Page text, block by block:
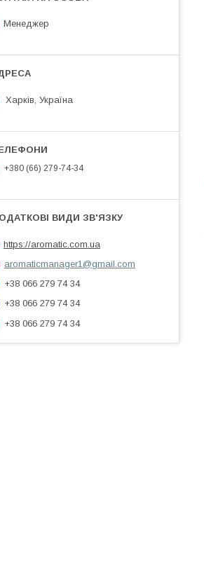
Менеджер
Харків, Україна
+380 (66) 279-74-34
https://aromatic.com.ua
aromaticmanager1@gmail.com
+38 066 279 74 34
+38 066 279 74 34
+38 066 279 74 34